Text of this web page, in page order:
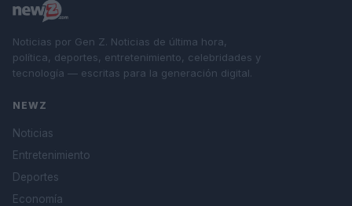
Noticias por Gen Z. Noticias de última hora,
política, deportes, entretenimiento, celebridades y
tecnología — escritas para la generación digital.
NEWZ
Noticias
Entretenimiento
Deportes
Economía